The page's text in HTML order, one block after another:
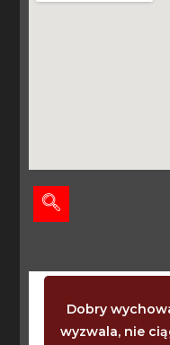
Dobry
wyzwala, nie